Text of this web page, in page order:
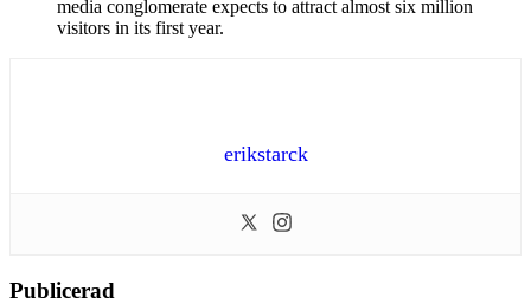
media conglomerate expects to attract almost six million
visitors in its first year.
erikstarck
Publicerad